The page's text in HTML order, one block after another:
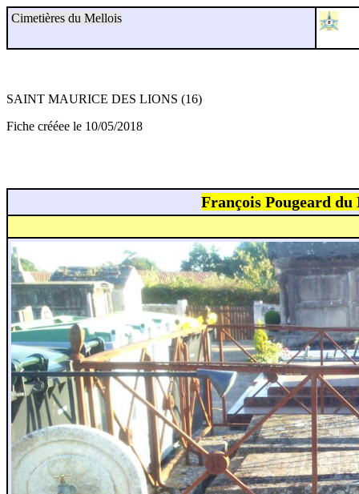
Cimetières du Mellois
SAINT MAURICE DES LIONS (16)
Fiche crééee le 10/05/2018
François Pougeard